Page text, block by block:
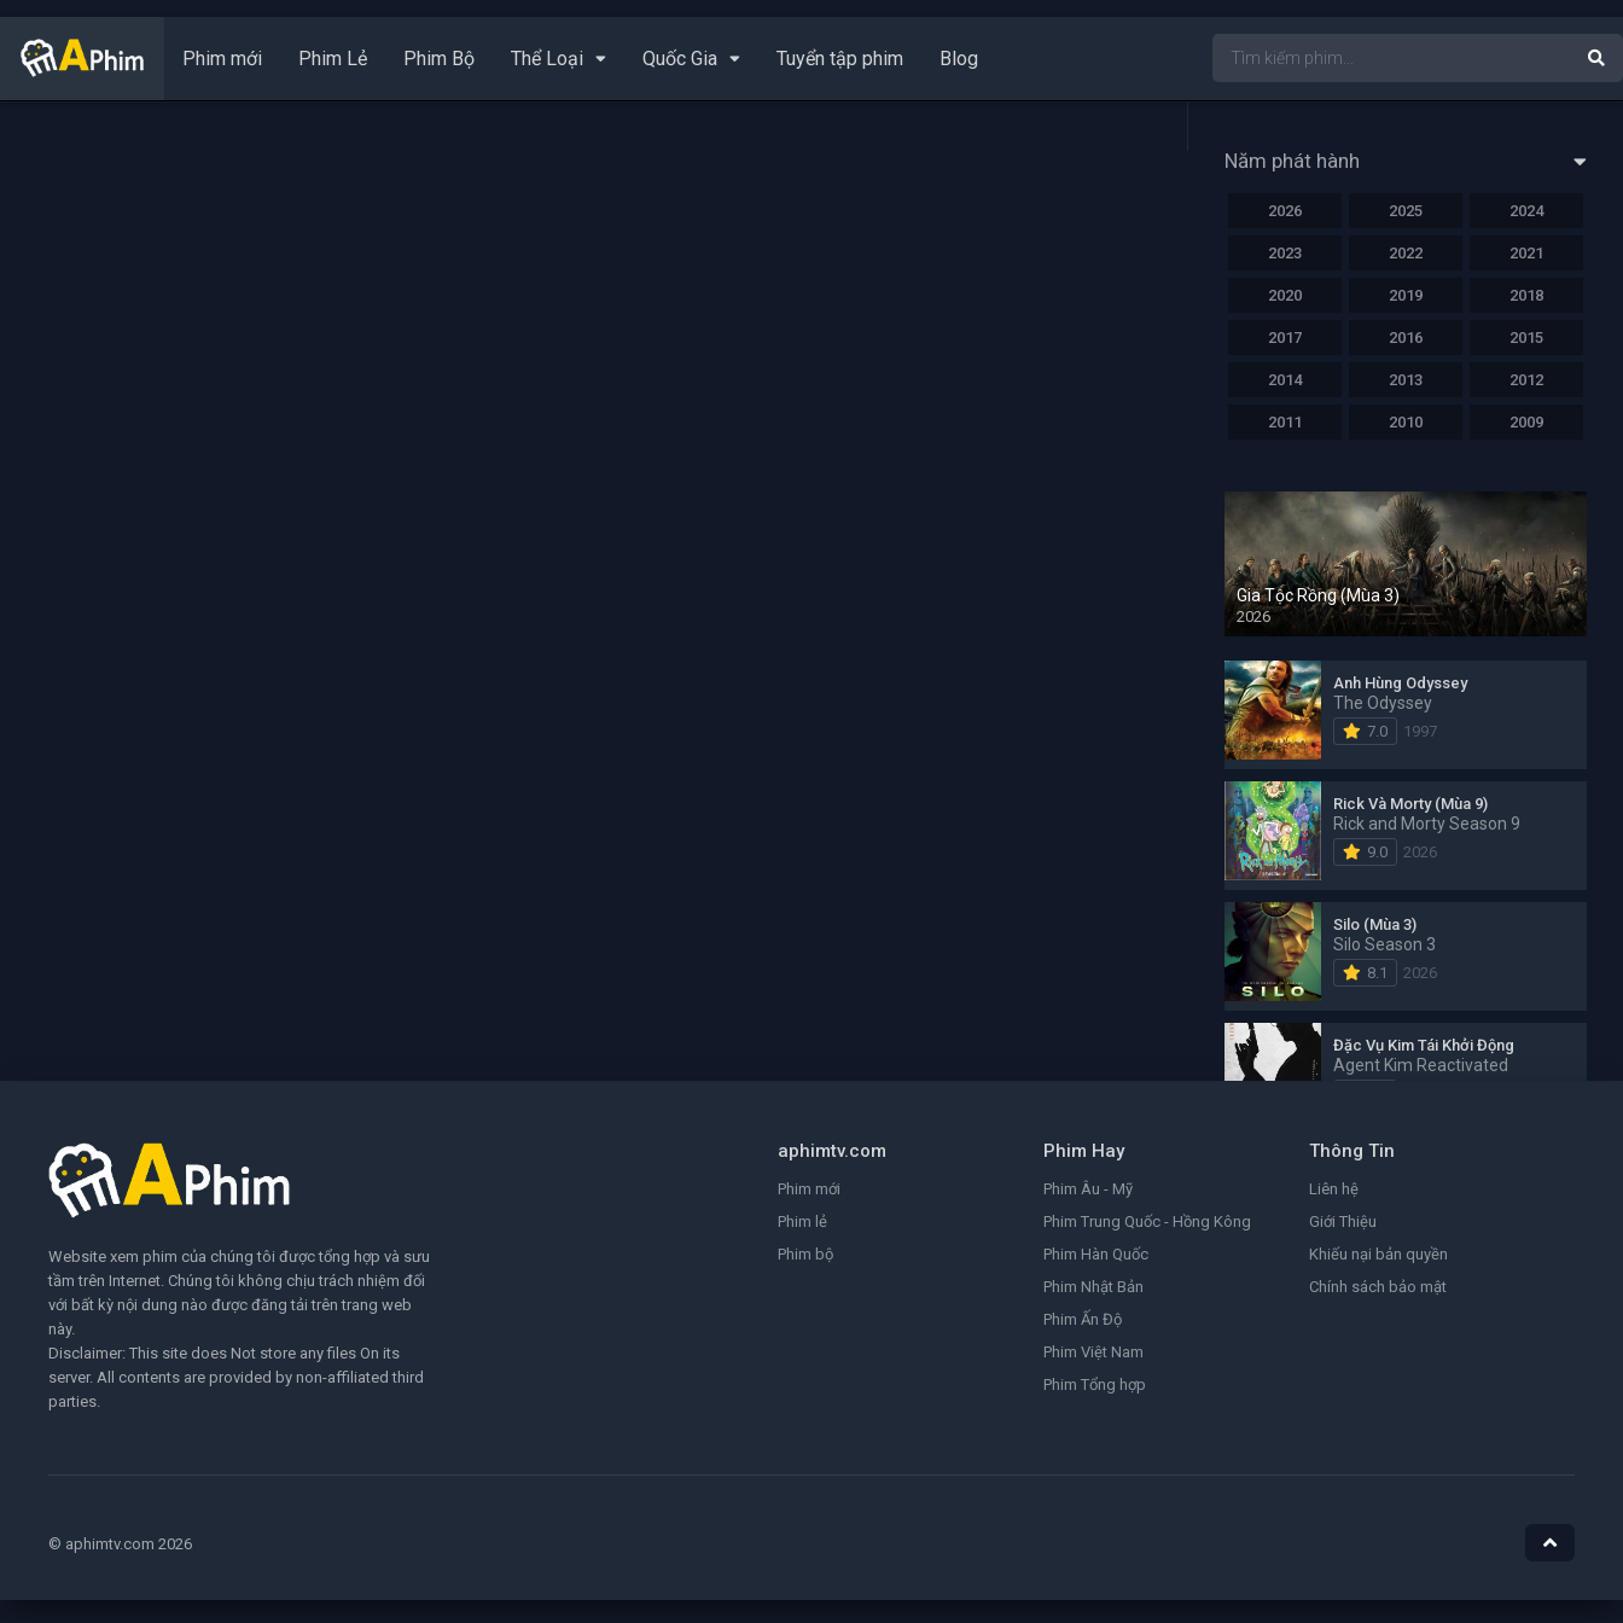
Phim mới Phim Lẻ Phim Bộ Thể Loại Quốc Gia Tuyển tập phim Blog
Năm phát hành
2026 2025 2024
2023 2022 2021
2020 2019 2018
2017 2016 2015
2014 2013 2012
2011 2010 2009
Gia Tộc Rồng (Mùa 3)
2026
Anh Hùng Odyssey
The Odyssey
7.0 1997
Rick Và Morty (Mùa 9)
Rick and Morty Season 9
9.0 2026
Silo (Mùa 3)
Silo Season 3
8.1 2026
Đặc Vụ Kim Tái Khởi Động
Agent Kim Reactivated
Đảo Hải Tặc
One Piece
9.0
Ám Ảnh
aphimtv.com
Phim mới
Phim lẻ
Phim bộ
Phim Hay
Phim Âu - Mỹ
Phim Trung Quốc - Hồng Kông
Phim Hàn Quốc
Phim Nhật Bản
Phim Ấn Độ
Phim Việt Nam
Phim Tổng hợp
Thông Tin
Liên hệ
Giới Thiệu
Khiếu nại bản quyền
Chính sách bảo mật
Website xem phim của chúng tôi được tổng hợp và sưu
tầm trên Internet. Chúng tôi không chịu trách nhiệm đối
với bất kỳ nội dung nào được đăng tải trên trang web
này.
Disclaimer: This site does Not store any files On its
server. All contents are provided by non-affiliated third
parties.
© aphimtv.com 2026